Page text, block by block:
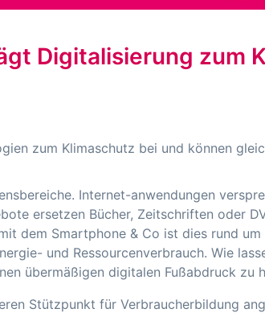
Digitalisierung zum
zum Klimaschutz bei und können
Internet-anwendungen
ersetzen Bücher, Zeitschriften oder
dem Smartphone & Co ist dies rund
und Ressourcenverbrauch. Wie
übermäßigen digitalen Fußabdruck zu
Stützpunkt für Verbraucherbildung